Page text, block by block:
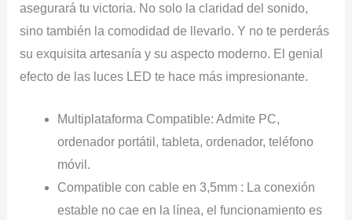
asegurará tu victoria. No solo la claridad del sonido,
sino también la comodidad de llevarlo. Y no te perderás
su exquisita artesanía y su aspecto moderno. El genial
efecto de las luces LED te hace más impresionante.
Multiplataforma Compatible: Admite PC,
ordenador portátil, tableta, ordenador, teléfono
móvil.
Compatible con cable en 3,5mm : La conexión
estable no cae en la línea, el funcionamiento es